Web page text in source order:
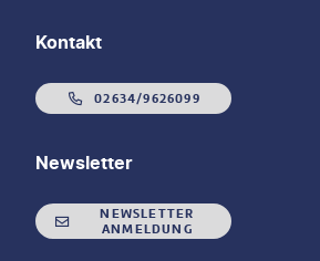
Kontakt
02634/9626099
Newsletter
NEWSLETTER
ANMELDUNG